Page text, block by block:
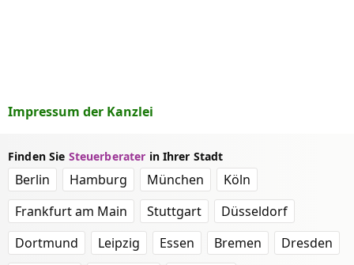
Impressum der Kanzlei
Finden Sie Steuerberater in Ihrer Stadt
Berlin Hamburg München
Köln
Frankfurt am Main
Stuttgart
Düsseldorf
Dortmund
Leipzig Essen Bremen
Dresden